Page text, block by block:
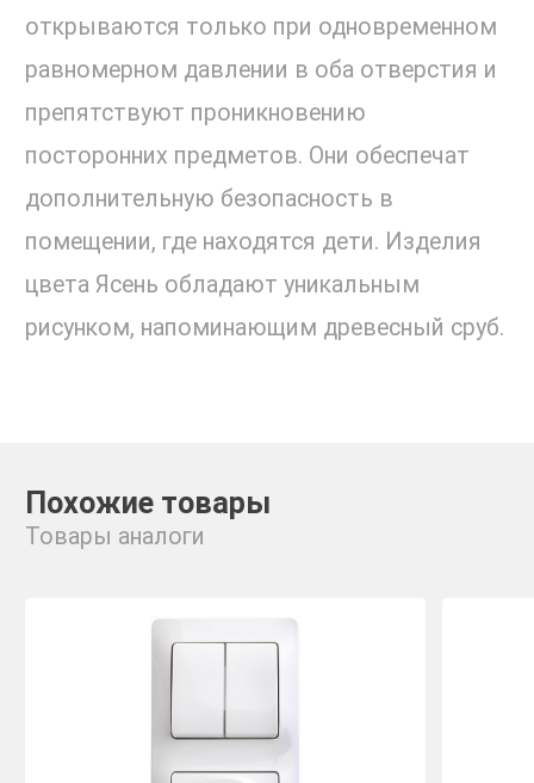
открываются только при одновременном
равномерном давлении в оба отверстия и
препятствуют проникновению
посторонних предметов. Они обеспечат
дополнительную безопасность в
помещении, где находятся дети. Изделия
цвета Ясень обладают уникальным
рисунком, напоминающим древесный сруб.
Похожие товары
Товары аналоги